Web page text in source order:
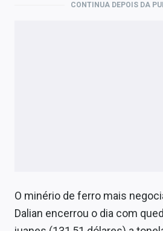
CONTINUA DEPOIS DA
O minério de ferro mais
Dalian encerrou o dia com